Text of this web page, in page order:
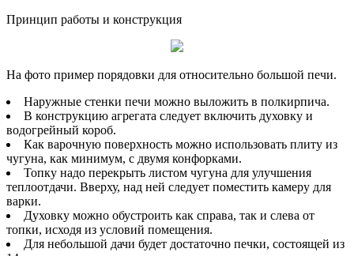
Принцип работы и конструкция
На фото пример порядовки для относительно большой печи.
Наружные стенки печи можно выложить в полкирпича.
В конструкцию агрегата следует включить духовку и
водогрейный короб.
Как варочную поверхность можно использовать плиту из
чугуна, как минимум, с двумя конфорками.
Топку надо перекрыть листом чугуна для улучшения
теплоотдачи. Вверху, над ней следует поместить камеру для
варки.
Духовку можно обустроить как справа, так и слева от
топки, исходя из условий помещения.
Для небольшой дачи будет достаточно печки, состоящей из